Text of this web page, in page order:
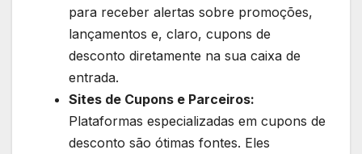
para receber alertas sobre promoções,
lançamentos e, claro, cupons de
desconto diretamente na sua caixa de
entrada.
Sites de Cupons e Parceiros:
Plataformas especializadas em cupons de
desconto são ótimas fontes. Eles